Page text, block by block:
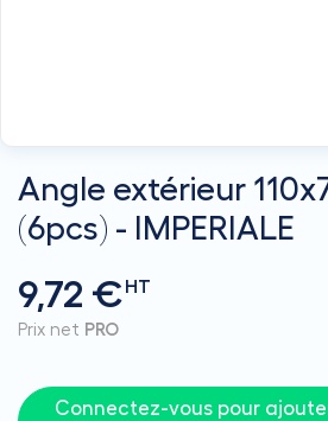
Angle extérieur
(6pcs) - IMPERIALE
9,72 € HT
Prix net PRO
Connectez-vous pour